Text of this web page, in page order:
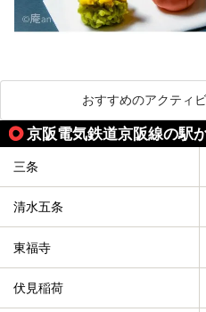
おすすめのアクティ
京阪電気鉄道京阪線の駅
三条
清水五条
東福寺
伏見稲荷